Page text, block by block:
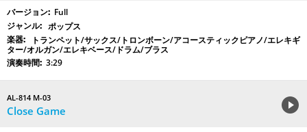
Full
ポップス
トランペット/サックス/トロンボーン/アコースティックピアノ/エレキギ
ター/オルガン/エレキベース/ドラム/ブラス
3:29
AL-814 M-03
Close Game